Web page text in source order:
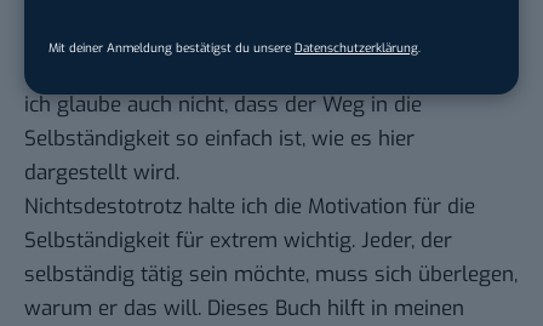
Mit deiner Anmeldung bestätigst du unsere Datenschutzerklärung.
glaube zwar nicht, dass die Abgrenzungen so
einfach sind wie sie hier beschrieben werden. Und
ich glaube auch nicht, dass der Weg in die
Selbständigkeit so einfach ist, wie es hier
dargestellt wird.
Nichtsdestotrotz halte ich die Motivation für die
Selbständigkeit für extrem wichtig. Jeder, der
selbständig tätig sein möchte, muss sich überlegen,
warum er das will. Dieses Buch hilft in meinen